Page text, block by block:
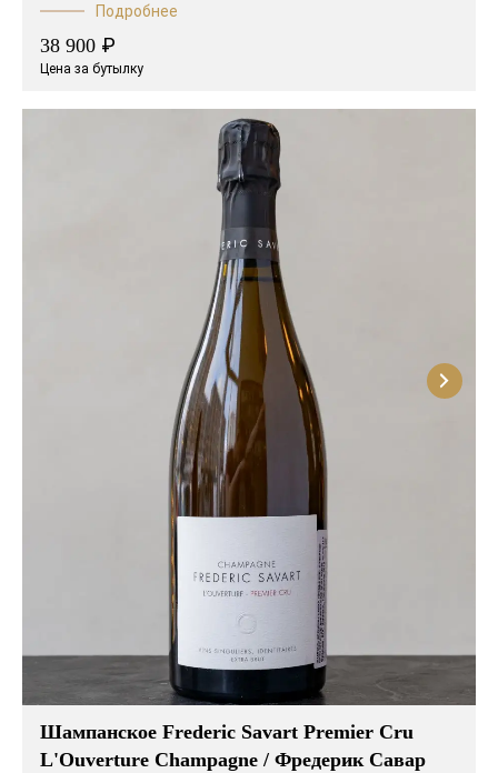
Подробнее
38 900 ₽
Цена за бутылку
Шампанское Frederic Savart Premier Cru
L'Ouverture Champagne / Фредерик Савар